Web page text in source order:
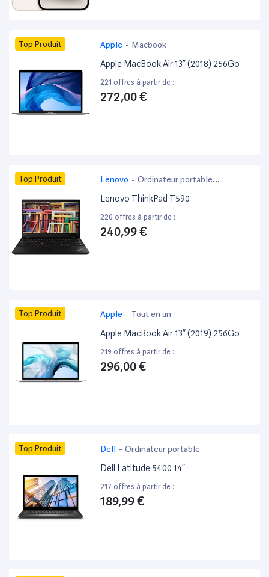
Top Produit Apple - Macbook
Apple MacBook Air 13” (2018) 256Go
221 offres à partir de :
272,00 €
Top Produit Lenovo - Ordinateur portable
bureautique
Lenovo ThinkPad T590
220 offres à partir de :
240,99 €
Top Produit Apple - Tout en un
Apple MacBook Air 13” (2019) 256Go
219 offres à partir de :
296,00 €
Top Produit Dell - Ordinateur portable
Dell Latitude 5400 14”
217 offres à partir de :
189,99 €